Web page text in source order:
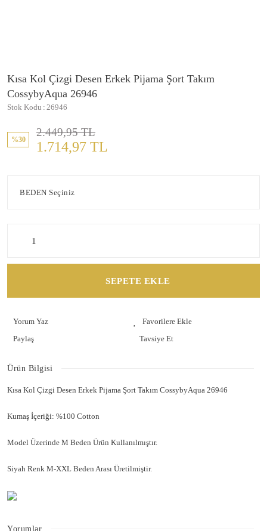
Kısa Kol Çizgi Desen Erkek Pijama Şort Takım
CossybyAqua 26946
Stok Kodu 26946
%30
2.449,95 TL
1.714,97 TL
SEPETE EKLE
Yorum Yaz
Paylaş
Tavsiye Et
Ürün Bilgisi
Kısa Kol Çizgi Desen Erkek Pijama Şort Takım CossybyAqua 26946
Kumaş İçeriği: %100 Cotton
Model Üzerinde M Beden Ürün Kullanılmıştır.
Siyah Renk M-XXL Beden Arası Üretilmiştir.
Yorumlar